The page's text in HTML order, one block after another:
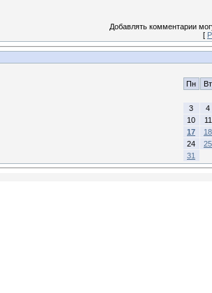
Добавлять комментарии
[
Пн Вт
3
4
10
11
17
18
24
25
31